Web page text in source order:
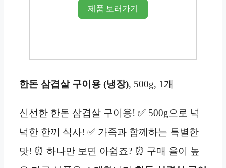
제품 보러가기
한돈 삼겹살 구이용 (냉장), 500g, 1개
신선한 한돈 삼겹살 구이용! ✅ 500g으로 넉
넉한 한끼 식사! ✅ 가족과 함께하는 특별한
맛! ⏰ 하나만 보면 아쉽죠? ⏰ 구매 율이 높